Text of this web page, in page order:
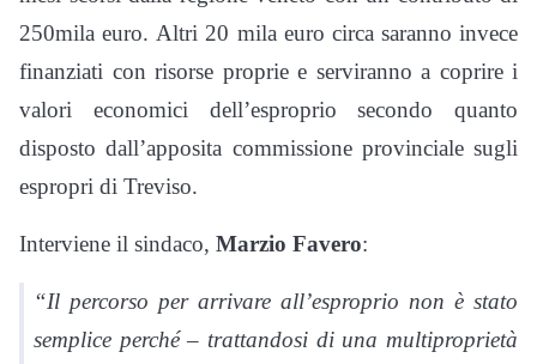
250mila euro. Altri 20 mila euro circa saranno invece
finanziati con risorse proprie e serviranno a coprire i
valori economici dell’esproprio secondo quanto
disposto dall’apposita commissione provinciale sugli
espropri di Treviso.
Interviene il sindaco, Marzio Favero:
“Il percorso per arrivare all’esproprio non è stato
semplice perché – trattandosi di una multiproprietà